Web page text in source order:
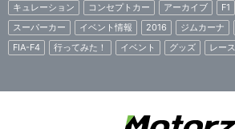
キュレーション
コンセプトカー アーカイブ F1
スーパーカー
イベント情報 2016 ジムカーナ
FIA-F4
行ってみた！ イベント グッズ レース